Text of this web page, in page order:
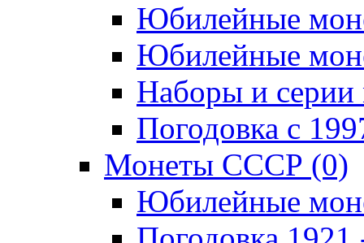
Юбилейные
Юбилейные
Наборы и серии
Погодовка c
Монеты СССР (0)
Юбилейные